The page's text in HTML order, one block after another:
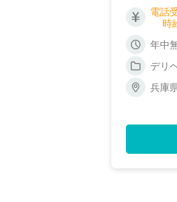
電話
時
年中
デリ
兵庫